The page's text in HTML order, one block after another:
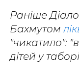
Раніше
Бахмутом
"чикатило":
дітей у